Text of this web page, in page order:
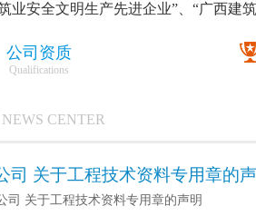
业安全文明生产先进企业”、“广西建
公司资质
Qualifications
CENTER
司 关于工程技术资料专用章的
司 关于工程技术资料专用章的声明